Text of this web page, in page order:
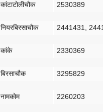
कांटाटोलीचौक 2530389
नियरबिरसाचौक 2441431,
कांके 2330369
बिरसाचौक 3295829
नामकोम 2260203